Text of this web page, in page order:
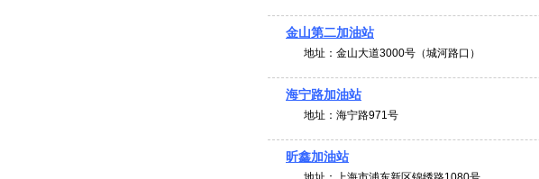
金山第二加油站
地址： 金山大道3000号（城河路口）
海宁路加油站
地址： 海宁路971号
昕鑫加油站